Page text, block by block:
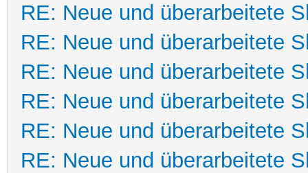
RE: Neue und überarbeitete
RE: Neue und überarbeitete
RE: Neue und überarbeitete
RE: Neue und überarbeitete
RE: Neue und überarbeitete
RE: Neue und überarbeitete